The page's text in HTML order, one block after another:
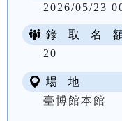
2026/05/23
錄 取 名
20
場 地
臺博館本館